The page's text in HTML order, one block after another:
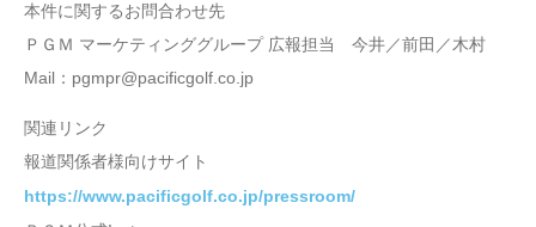
本件に関するお問合わせ先
ＰＧＭ マーケティンググループ 広報担当 今井／前田／木村
Mail：pgmpr@pacificgolf.co.jp
関連リンク
報道関係者様向けサイト
https://www.pacificgolf.co.jp/pressroom/